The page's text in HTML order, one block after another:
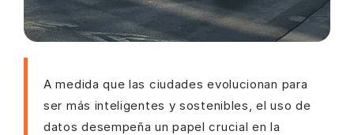
A medida que las ciudades evolucionan para
ser más inteligentes y sostenibles, el uso de
datos desempeña un papel crucial en la